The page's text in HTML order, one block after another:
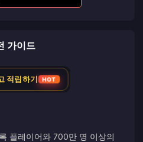
가이드
적립하기 HOT
플레이어와 700만 명 이상의